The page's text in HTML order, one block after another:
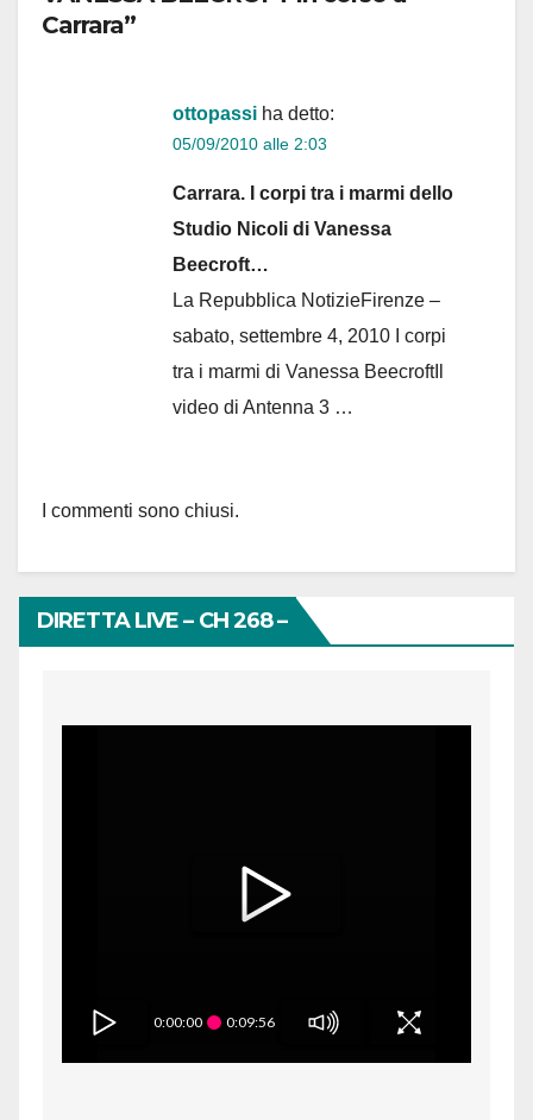
Carrara”
ottopassi ha detto:
05/09/2010 alle 2:03
Carrara. I corpi tra i marmi dello
Studio Nicoli di Vanessa
Beecroft…
La Repubblica NotizieFirenze –
sabato, settembre 4, 2010 I corpi
tra i marmi di Vanessa BeecroftIl
video di Antenna 3 …
I commenti sono chiusi.
DIRETTA LIVE – CH 268 –
0:00:00 0:09:56